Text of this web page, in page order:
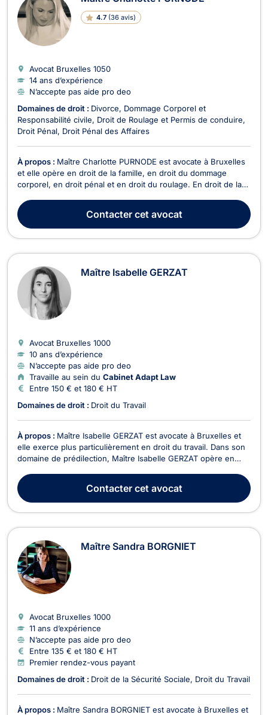
4.7 (36 avis)
Avocat Bruxelles 1050
14 ans d’expérience
N’accepte pas aide pro deo
Domaines de droit : Divorce
Dommage Corporel et
Responsabilité civile
Droit de Roulage et Permis de conduire
Droit Pénal Droit Pénal des Affaires
À propos : Maître Charlotte PURNODE est avocate à Bruxelles
et elle opère en droit de la famille, en droit du dommage
corporel, en droit pénal et en droit du roulage. En droit de la
procédure de divorce contentieux ou à l’amiable. Elle traite
également les litiges relatifs à ...
Contactercet avocat
Maître Isabelle GERZAT
Avocat Bruxelles 1000
10 ans d’expérience
N’accepte pas aide pro deo
Travaille au sein du Cabinet Adapt Law
Entre 150 € et 180 € HT
Domaines de droit : Droit du Travail
À propos : Maître Isabelle GERZAT est avocate à Bruxelles et
elle exerce plus particulièrement en droit du travail. Dans son
domaine de prédilection, Maître Isabelle GERZAT opère en
qu'en droit de la sécurité sociale, et ce, aussi bien en conseil
qu’en matière judiciaire...Contactercet avocat
Maître Sandra BORGNIET
Avocat Bruxelles 1000
11 ans d’expérience
N’accepte pas aide pro deo
Entre 135 € et 180 € HT
Premier rendez-vous payant
Domaines de droit : Droit de la Sécurité Sociale Droit du Travail
À propos : Maître Sandra BORGNIET est avocate à Bruxelles et